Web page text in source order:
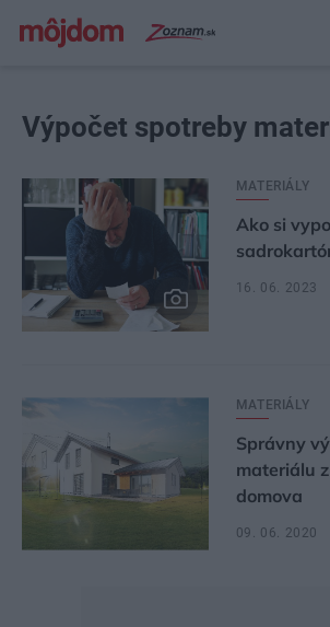
Výpočet spotreby
MATERIÁLY
Ako si
16. 06. 2023
MATERIÁLY
Správny
materiálu
domova
09. 06. 2020